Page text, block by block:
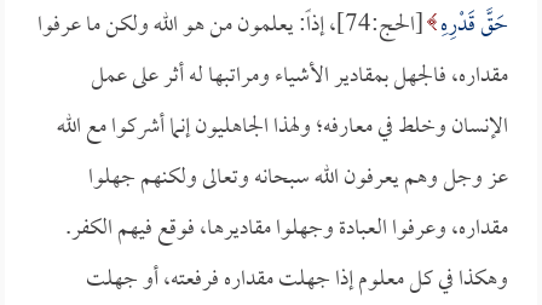
حَقَّ قَدْرِهِ
[الحج:74]، إذاً: يعلمون من هو الله ولكن ما عرفوا
مقداره، فالجهل بمقادير الأشياء ومراتبها له أثر على عمل
الإنسان وخلط في معارفه؛ ولهذا الجاهليون إنما أشركوا مع الله
عز وجل وهم يعرفون الله سبحانه وتعالى ولكنهم جهلوا
مقداره، وعرفوا العبادة وجهلوا مقاديرها، فوقع فيهم الكفر.
وهكذا في كل معلوم إذا جهلت مقداره فرفعته، أو جهلت